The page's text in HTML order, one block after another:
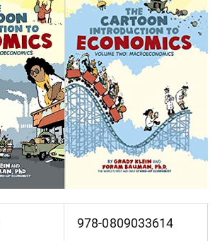
978-0809033614